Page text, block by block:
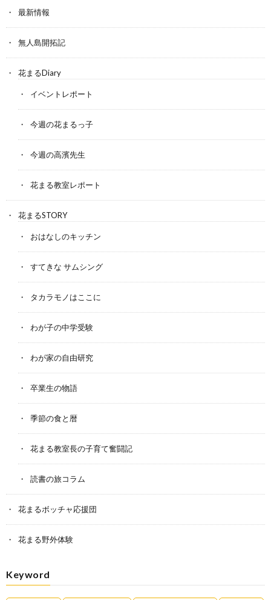
最新情報
無人島開拓記
花まるDiary
イベントレポート
今週の花まるっ子
今週の高濱先生
花まる教室レポート
花まるSTORY
おはなしのキッチン
すてきな サムシング
タカラモノはここに
わが子の中学受験
わが家の自由研究
卒業生の物語
季節の食と暦
花まる教室長の子育て奮闘記
読書の旅コラム
花まるボッチャ応援団
花まる野外体験
Keyword